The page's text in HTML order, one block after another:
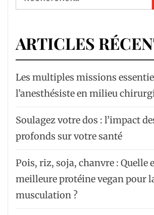
ARTICLES
Les multiples missions
l’anesthésiste en milieu
Soulagez votre dos : l’impact
profonds sur votre santé
Pois, riz, soja, chanvre : Quelle
meilleure protéine vegan pour
musculation ?